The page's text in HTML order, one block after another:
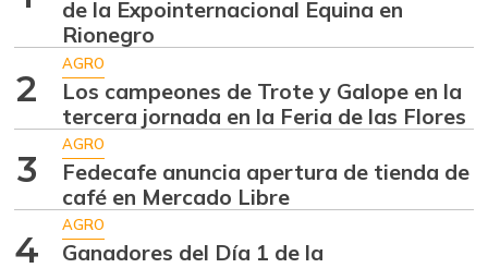
Cadera de res
07/25/2026
Carne de cerdo en
canal
07/25/2026
$ 14.400,00
Carne de res en
07/25/2026
$ 17.400,00
de la Expointernacional Equina en
Rionegro
2
AGRO
Los campeones de Trote y Galope en la
tercera jornada en la Feria de las Flores
3
AGRO
Fedecafe anuncia apertura de tienda de
café en Mercado Libre
4
AGRO
Ganadores del Día 1 de la